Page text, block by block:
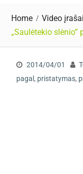
Home
Video įrašai
„Saulėtekio
2014/04/01
pagal , pristatymas,